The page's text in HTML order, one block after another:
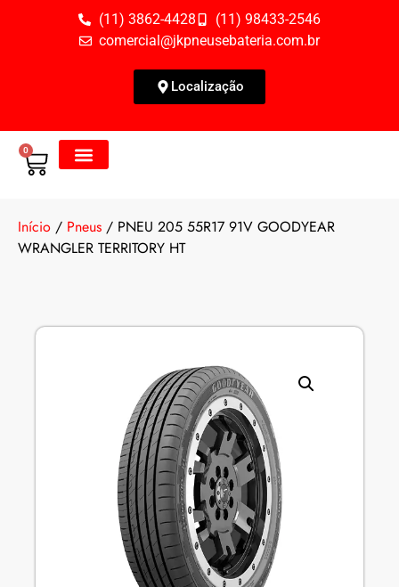
(11) 3862-4428
(11) 98433-2546
comercial@jkpneusebateria.com.br
Localização
0
Início / Pneus / PNEU 205 55R17 91V GOODYEAR
WRANGLER TERRITORY HT